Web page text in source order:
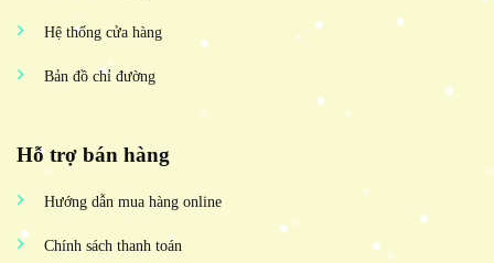
Hệ thống cửa hàng
Bản đồ chỉ đường
Hỗ trợ bán hàng
Hướng dẫn mua hàng online
Chính sách thanh toán